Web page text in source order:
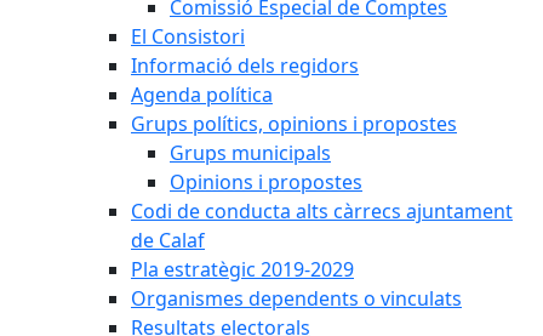
Comissió Especial de Comptes
El Consistori
Informació dels regidors
Agenda política
Grups polítics, opinions i propostes
Grups municipals
Opinions i propostes
Codi de conducta alts càrrecs ajuntament
de Calaf
Pla estratègic 2019-2029
Organismes dependents o vinculats
Resultats electorals